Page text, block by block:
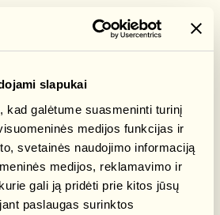
slapukai
kad galėtume suasmeninti turinį
medijos funkcijas ir
svetainės naudojimo informaciją
medijos, reklamavimo ir
gali ją pridėti prie kitos jūsų
paslaugas surinktos
dieną ir susitikti Kraštotvarkos ir
katedroje
VU CHGF GI, skaitys
kraštovaizdžio pažinimą ir
apie medžių alėjas, grindinių
parinkimo strategijas, sodo